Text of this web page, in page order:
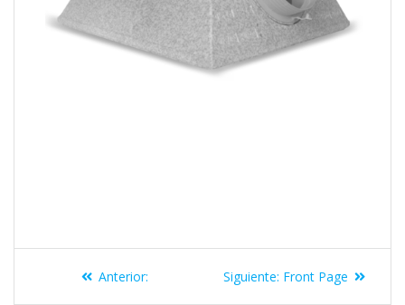
Anterior: Siguiente: Front Page